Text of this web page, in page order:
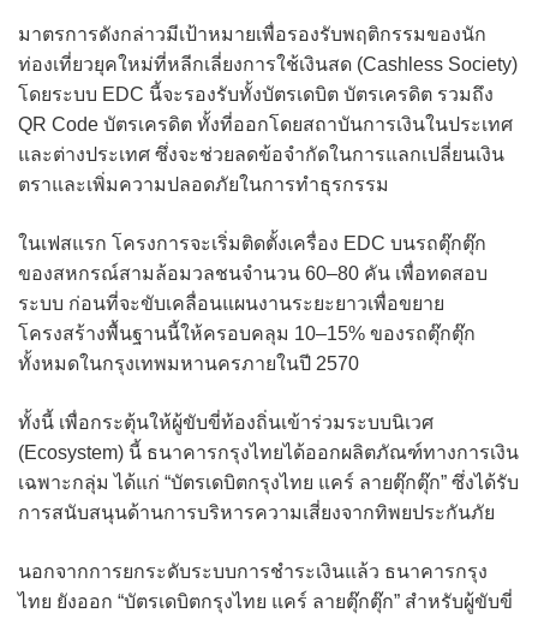
มาตรการดังกล่าวมีเป้าหมายเพื่อรองรับพฤติกรรมของนัก
ท่องเที่ยวยุคใหม่ที่หลีกเลี่ยงการใช้เงินสด (Cashless Society)
โดยระบบ EDC นี้จะรองรับทั้งบัตรเดบิต บัตรเครดิต รวมถึง
QR Code บัตรเครดิต ทั้งที่ออกโดยสถาบันการเงินในประเทศ
และต่างประเทศ ซึ่งจะช่วยลดข้อจำกัดในการแลกเปลี่ยนเงิน
ตราและเพิ่มความปลอดภัยในการทำธุรกรรม
ในเฟสแรก โครงการจะเริ่มติดตั้งเครื่อง EDC บนรถตุ๊กตุ๊ก
ของสหกรณ์สามล้อมวลชนจำนวน 60–80 คัน เพื่อทดสอบ
ระบบ ก่อนที่จะขับเคลื่อนแผนงานระยะยาวเพื่อขยาย
โครงสร้างพื้นฐานนี้ให้ครอบคลุม 10–15% ของรถตุ๊กตุ๊ก
ทั้งหมดในกรุงเทพมหานครภายในปี 2570
ทั้งนี้ เพื่อกระตุ้นให้ผู้ขับขี่ท้องถิ่นเข้าร่วมระบบนิเวศ
(Ecosystem) นี้ ธนาคารกรุงไทยได้ออกผลิตภัณฑ์ทางการเงิน
เฉพาะกลุ่ม ได้แก่ “บัตรเดบิตกรุงไทย แคร์ ลายตุ๊กตุ๊ก” ซึ่งได้รับ
การสนับสนุนด้านการบริหารความเสี่ยงจากทิพยประกันภัย
นอกจากการยกระดับระบบการชำระเงินแล้ว ธนาคารกรุง
ไทย ยังออก “บัตรเดบิตกรุงไทย แคร์ ลายตุ๊กตุ๊ก” สำหรับผู้ขับขี่